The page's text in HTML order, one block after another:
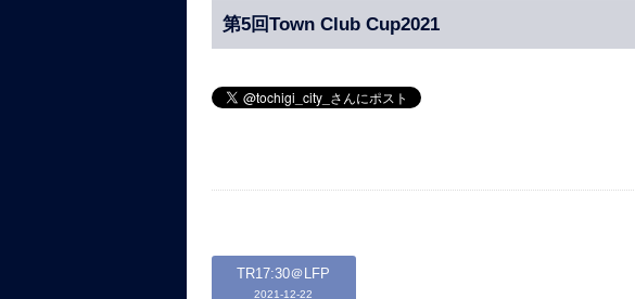
第5回Town Club Cup2021
TR17:30＠LFP
2021-12-22